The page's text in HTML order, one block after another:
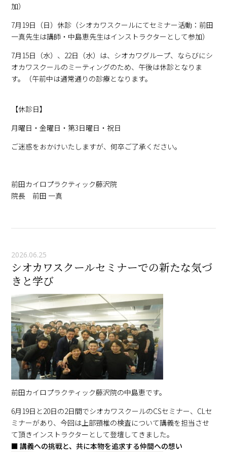
加）
7月19日（日）休診（シオカワスクールにてセミナー活動：前田
一真先生は講師・中島恵先生はインストラクターとして参加）
7月15日（水）、22日（水）は、シオカワグループ、ならびにシ
オカワスクールのミーティングのため、午後は休診となりま
す。（午前中は通常通りの診療となります。
【休診日】
月曜日・金曜日・第3日曜日・祝日
ご迷惑をおかけいたしますが、何卒ご了承ください。
前田カイロプラクティック藤沢院
院長 前田 一真
2026.06.25
シオカワスクールセミナーでの新たな気づ
きと学び
前田カイロプラクティック藤沢院の中島恵です。
6月19日と20日の2日間でシオカワスクールのCSセミナー、CLセ
ミナーがあり、今回は上部頸椎の検査について講義を担当させ
て頂きインストラクターとして登壇してきました。
■ 講義への挑戦と、共に本物を追求する仲間への想い